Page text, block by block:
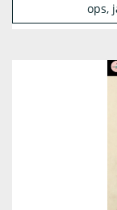
ops,